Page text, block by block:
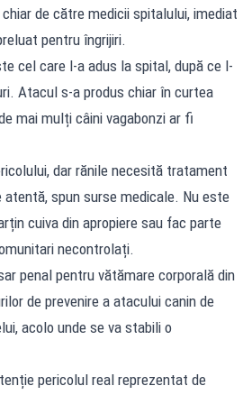
de către medicii spitalului, imediat
pentru îngrijiri.
cel care l-a adus la spital, după ce l-
Atacul s-a produs chiar în curtea
mai mulți câini vagabonzi ar fi
dar rănile necesită tratament
spun surse medicale. Nu este
cuiva din apropiere sau fac parte
necontrolați.
penal pentru vătămare corporală din
de prevenire a atacului canin de
acolo unde se va stabili o
pericolul real reprezentat de